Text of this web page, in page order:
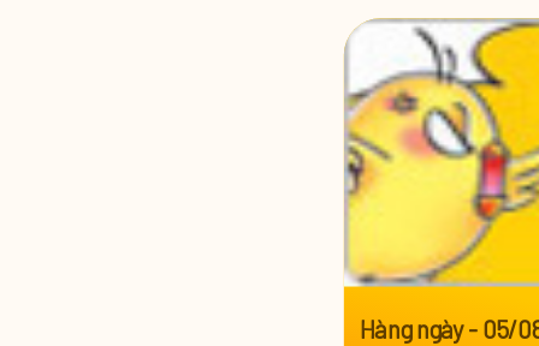
Hàng ngày- 05/